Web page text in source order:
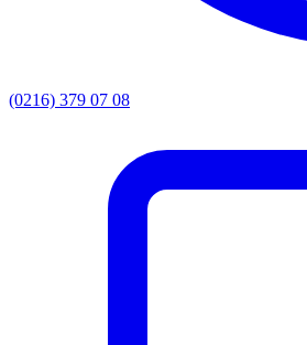
(0216) 379 07 08